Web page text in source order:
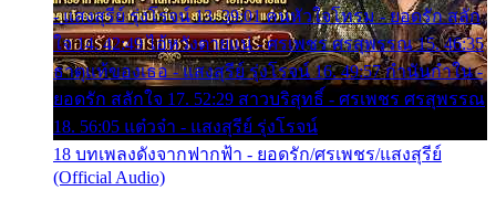
- แสงสุรีย์ รุ่งโรจน์ 13. 39:01 คนหัวใจโทรม - ยอดรัก สลัก
ใจ 14. 42:49 ไอ้หวังตายแน่ - ศรเพชร ศรสุพรรณ 15. 46:35
ธาตุแท้ของเธอ - แสงสุรีย์ รุ่งโรจน์ 16. 49:57 กำนันกำใน -
ยอดรัก สลักใจ 17. 52:29 สาวบริสุทธิ์ - ศรเพชร ศรสุพรรณ
18. 56:05 แต๋วจ๋า - แสงสุรีย์ รุ่งโรจน์
18 บทเพลงดังจากฟากฟ้า - ยอดรัก/ศรเพชร/แสงสุรีย์
(Official Audio)